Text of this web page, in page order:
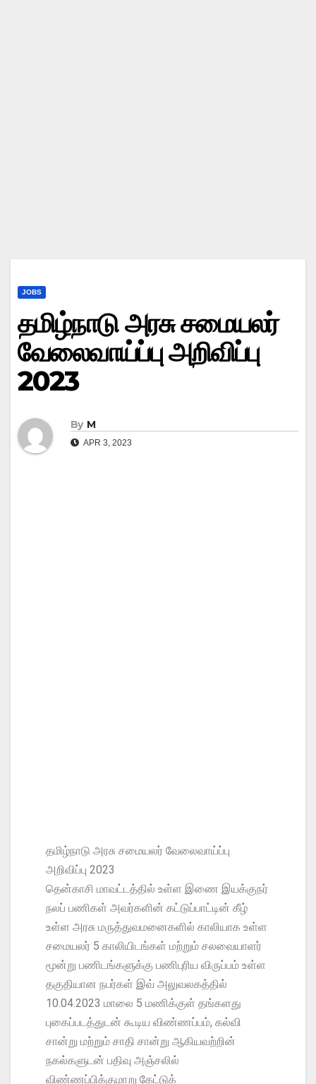
JOBS
தமிழ்நாடு அரசு சமையலர்
வேலைவாய்ப்பு அறிவிப்பு
2023
By M
APR 3, 2023
தமிழ்நாடு அரசு சமையலர் வேலைவாய்ப்பு
அறிவிப்பு 2023
தென்காசி மாவட்டத்தில் உள்ள இணை இயக்குநர்
நலப் பணிகள் அவர்களின் கட்டுப்பாட்டின் கீழ்
உள்ள அரசு மருத்துவமனைகளில் காலியாக உள்ள
சமையலர் 5 காலியிடங்கள் மற்றும் சலவையாளர்
மூன்று பணிடங்களுக்கு பணிபுரிய விருப்பம் உள்ள
தகுதியான நபர்கள் இவ் அலுவலகத்தில்
10.04.2023 மாலை 5 மணிக்குள் தங்களது
புகைப்படத்துடன் கூடிய விண்ணப்பம், கல்வி
சான்று மற்றும் சாதி சான்று ஆகியவற்றின்
நகல்களுடன் பதிவு அஞ்சலில்
விண்ணப்பிக்குமாறு கேட்டுக்